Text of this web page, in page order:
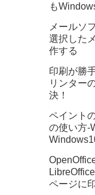
も
メールソ
選択した
作する
印刷が勝
リンター
決！
ペイント
の使い方-
ページに